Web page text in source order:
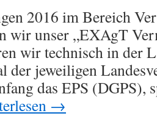
2016 im Bereich
wir unser „EXAgT
wir technisch in der
der jeweiligen
das EPS (DGPS),
→